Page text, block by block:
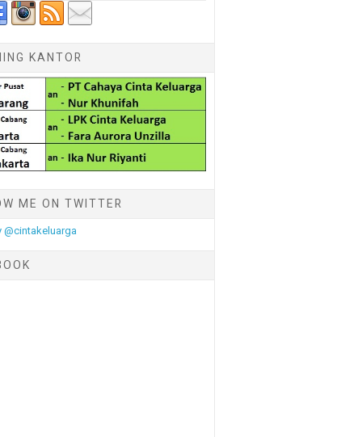
KANTOR
ME ON TWITTER
@cintakeluarga